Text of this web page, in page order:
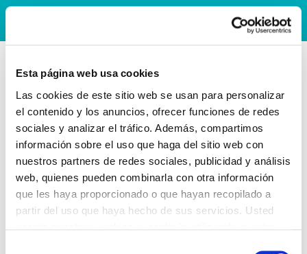
Esta página web usa cookies
Las cookies de este sitio web se usan para personalizar
el contenido y los anuncios, ofrecer funciones de redes
sociales y analizar el tráfico. Además, compartimos
información sobre el uso que haga del sitio web con
nuestros partners de redes sociales, publicidad y análisis
web, quienes pueden combinarla con otra información
que les haya proporcionado o que hayan recopilado a
partir del uso que haya hecho de sus servicios. Usted